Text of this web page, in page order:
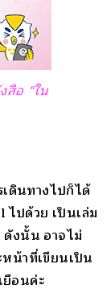
สือ “ใน
เดินทางไปก็ได้
ไปด้วย เป็นเล่ม
ดังนั้น อาจไม่
น้าที่เขียนเป็น
อนค่ะ